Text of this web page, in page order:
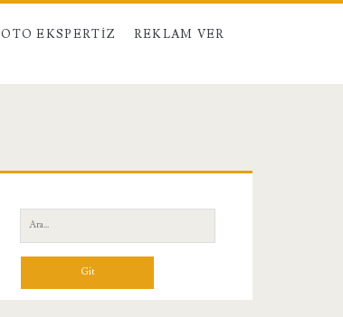
OTO EKSPERTIZ REKLAM VER
Yan
Menü
Ara: